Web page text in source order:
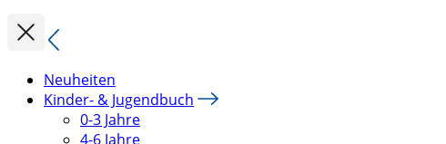
Neuheiten
Kinder- & Jugendbuch
0-3 Jahre
4-6 Jahre